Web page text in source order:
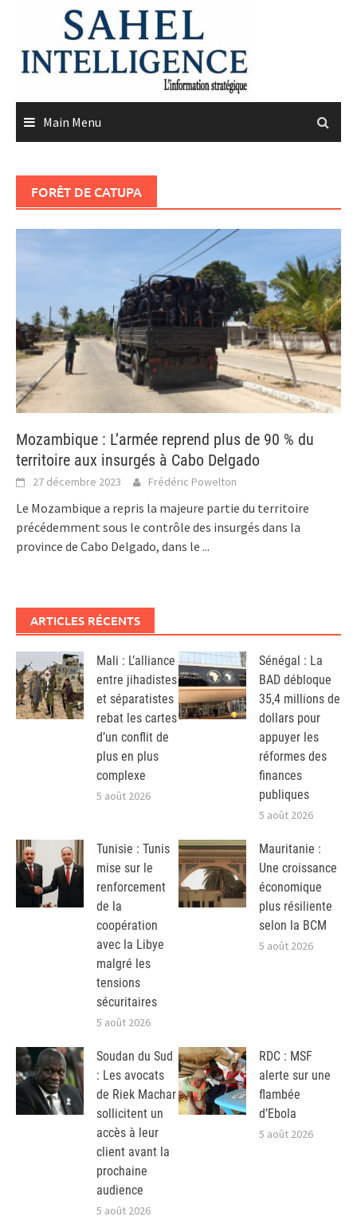
content
Main Menu
FORÊT DE CATUPA
Mozambique : L’armée reprend plus de 90 % du
territoire aux insurgés à Cabo Delgado
27 décembre 2023 Frédéric Powelton
Le Mozambique a repris la majeure partie du territoire
précédemment sous le contrôle des insurgés dans la
province de Cabo Delgado, dans le ...
ARTICLES RÉCENTS
Mali : L’alliance
entre jihadistes
et séparatistes
rebat les cartes
d’un conflit de
plus en plus
complexe
5 août 2026
Sénégal : La
BAD débloque
35,4 millions de
dollars pour
appuyer les
réformes des
finances
publiques
5 août 2026
Tunisie : Tunis
mise sur le
renforcement
de la
coopération
avec la Libye
malgré les
tensions
sécuritaires
5 août 2026
Mauritanie :
Une croissance
économique
plus résiliente
selon la BCM
5 août 2026
Soudan du Sud
: Les avocats
de Riek Machar
sollicitent un
accès à leur
client avant la
prochaine
audience
5 août 2026
RDC : MSF
alerte sur une
flambée
d’Ebola
5 août 2026